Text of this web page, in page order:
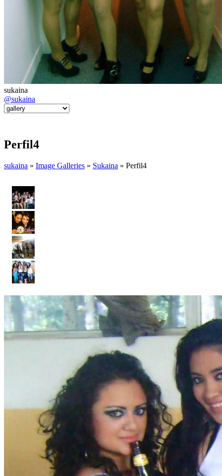
sukaina
@sukaina
Perfil4
sukaina » Image Galleries » Sukaina » Perfil4